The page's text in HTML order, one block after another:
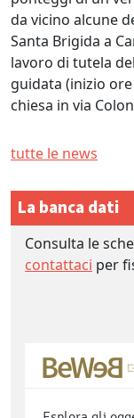
da vicino alcune
Santa Brigida a
lavoro di tutela
guidata (inizio
chiesa in via
tutte le news
La banca dati
Consulta le
contattaci per